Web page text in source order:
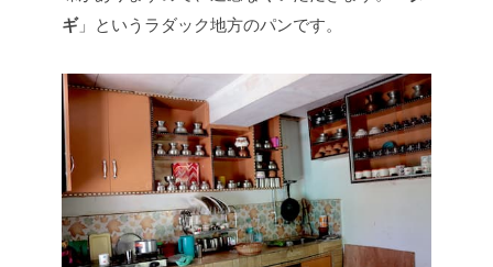
ギ」というラダック地方のパンです。